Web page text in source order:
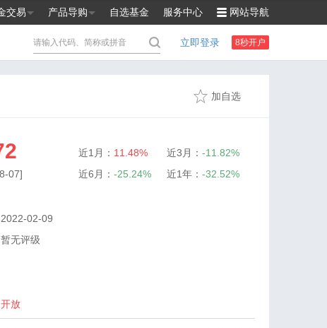
交易 产品导购 自选基金 服务中心 网站导航
立即登录 8秒开户
加自选
07]
近1月： 11.48% 近3月： -11.82%
近6月： -25.24% 近1年： -32.52%
02-09
暂无评级
开放